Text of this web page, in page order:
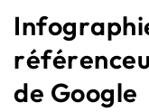
Solutions
Ressources
Audit SEO
de Google